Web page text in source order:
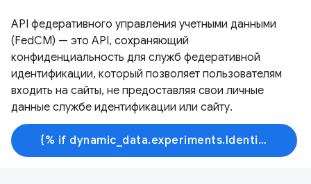
API федеративного управления учетными данными
(FedCM) — это API, сохраняющий
конфиденциальность для служб федеративной
идентификации, который позволяет пользователям
входить на сайты, не предоставляя свои личные
данные службе идентификации или сайту.
{% if dynamic_data.experiments.IdentityButtonTextFeature.button_variant == 'variant_a' %}Узнать больше{% else %}Начать обучение{% endif %}